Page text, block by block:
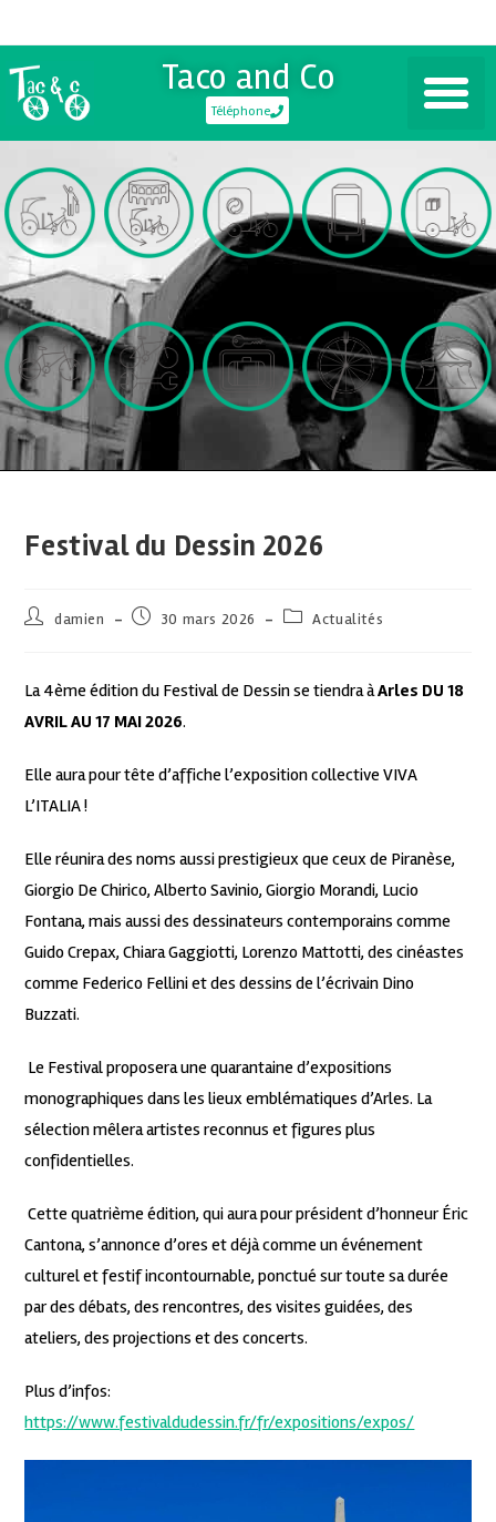
Taco and Co
Téléphone
Festival du Dessin 2026
damien 30 mars 2026 Actualités
La 4ème édition du Festival de Dessin se tiendra àArles DU 18
AVRIL AU 17 MAI 2026.
Elle aura pour tête d’affiche l’exposition collective VIVA
L’ITALIA !
Elle réunira des noms aussi prestigieux que ceux de Piranèse,
Giorgio De Chirico, Alberto Savinio, Giorgio Morandi, Lucio
Fontana, mais aussi des dessinateurs contemporains comme
Guido Crepax, Chiara Gaggiotti, Lorenzo Mattotti, des cinéastes
comme Federico Fellini et des dessins de l’écrivain Dino
Buzzati.
Le Festival proposera une quarantaine d’expositions
monographiques dans les lieux emblématiques d’Arles. La
sélection mêlera artistes reconnus et figures plus
confidentielles.
Cette quatrième édition, qui aura pour président d’honneur Éric
Cantona, s’annonce d’ores et déjà comme un événement
culturel et festif incontournable, ponctué sur toute sa durée
par des débats, des rencontres, des visites guidées, des
ateliers, des projections et des concerts.
Plus d’infos:
https://www.festivaldudessin.fr/fr/expositions/expos/